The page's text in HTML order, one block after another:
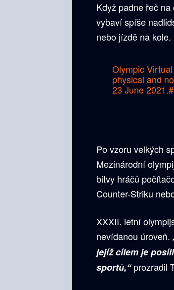
Když padne řeč
vybaví spíše
nebo jízdě na
Olympic
physical and
23 June 2021.
Po vzoru velkých
Mezinárodní
bitvy hráčů
Counter-Striku
XXXII. letní
nevídanou úroveň.
jejíž cílem je
sportů,“prozradil